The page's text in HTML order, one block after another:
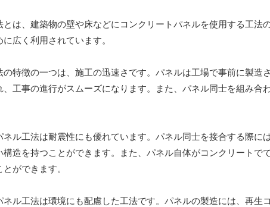
とは、建築物の壁や床などにコンクリートパネルを使用する工法
広く利用されています。
の特徴の一つは、施工の迅速さです。パネルは工場で事前に製造
工事の進行がスムーズになります。また、パネル同士を組み合
ネル工法は耐震性にも優れています。パネル同士を接合する際に
構造を持つことができます。また、パネル自体がコンクリートで
ができます。
ネル工法は環境にも配慮した工法です。パネルの製造には、再生